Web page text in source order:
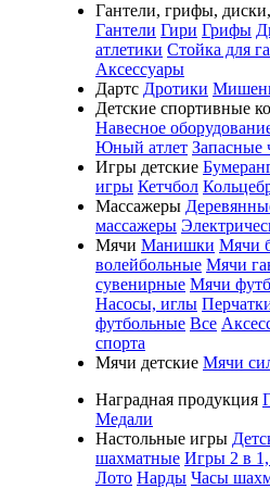
Гантели, грифы,
Гантели Гири Грифы
атлетики Стойка для
Аксессуары
Дартс Дротики
Детские спортивные
Навесное
Юный атлет Запасные
Игры детские
игры Кетчбол
Массажеры
массажеры
Мячи Манишки Мячи
волейбольные Мячи
сувенирные Мячи
Насосы, иглы
футбольные Все
спорта
Мячи детские Мячи
Наградная продукция
Медали
Настольные игры
шахматные Игры 2 в 1,
Лото Нарды Часы